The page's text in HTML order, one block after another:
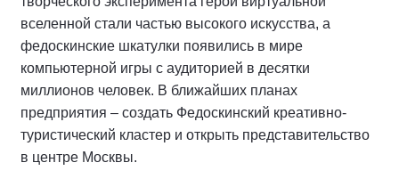
вселенной стали частью высокого искусства, а
федоскинские шкатулки появились в мире
компьютерной игры с аудиторией в десятки
миллионов человек. В ближайших планах
предприятия – создать Федоскинский креативно-
туристический кластер и открыть представительство
в центре Москвы.